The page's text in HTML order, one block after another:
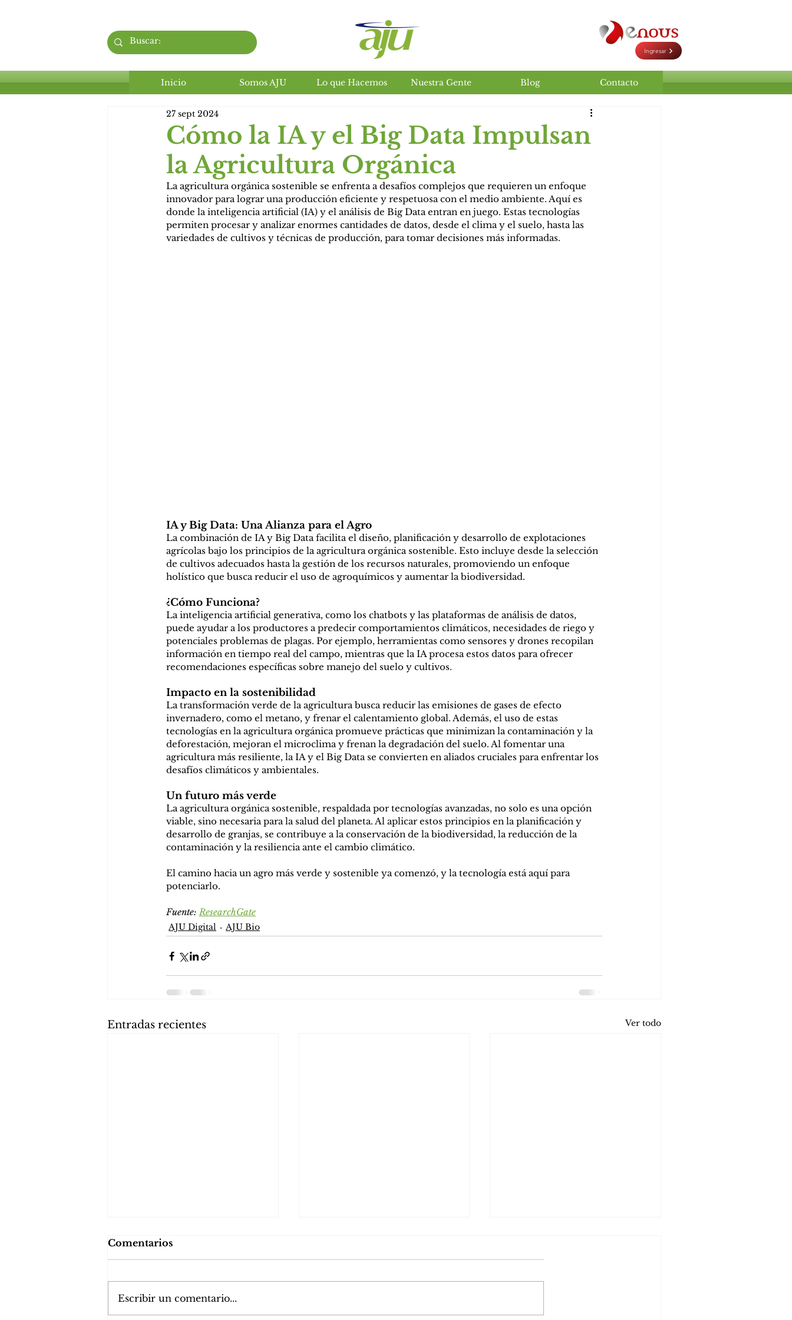
Ingresar
Inicio Somos AJU Lo que Hacemos Nuestra Gente Blog Contacto
Cómo la IA y el Big Data Impulsan
la Agricultura Orgánica
27 sept 2024
La agricultura orgánica sostenible se enfrenta a desafíos complejos que requieren un enfoque
innovador para lograr una producción eficiente y respetuosa con el medio ambiente. Aquí es
donde la inteligencia artificial (IA) y el análisis de Big Data entran en juego. Estas tecnologías
permiten procesar y analizar enormes cantidades de datos, desde el clima y el suelo, hasta las
variedades de cultivos y técnicas de producción, para tomar decisiones más informadas.
IA y Big Data: Una Alianza para el Agro
La combinación de IA y Big Data facilita el diseño, planificación y desarrollo de explotaciones
agrícolas bajo los principios de la agricultura orgánica sostenible. Esto incluye desde la selección
de cultivos adecuados hasta la gestión de los recursos naturales, promoviendo un enfoque
holístico que busca reducir el uso de agroquímicos y aumentar la biodiversidad.
¿Cómo Funciona?
La inteligencia artificial generativa, como los chatbots y las plataformas de análisis de datos,
puede ayudar a los productores a predecir comportamientos climáticos, necesidades de riego y
potenciales problemas de plagas. Por ejemplo, herramientas como sensores y drones recopilan
información en tiempo real del campo, mientras que la IA procesa estos datos para ofrecer
recomendaciones específicas sobre manejo del suelo y cultivos.
Impacto en la sostenibilidad
La transformación verde de la agricultura busca reducir las emisiones de gases de efecto
invernadero, como el metano, y frenar el calentamiento global. Además, el uso de estas
tecnologías en la agricultura orgánica promueve prácticas que minimizan la contaminación y la
deforestación, mejoran el microclima y frenan la degradación del suelo. Al fomentar una
agricultura más resiliente, la IA y el Big Data se convierten en aliados cruciales para enfrentar los
desafíos climáticos y ambientales.
Un futuro más verde
La agricultura orgánica sostenible, respaldada por tecnologías avanzadas, no solo es una opción
viable, sino necesaria para la salud del planeta. Al aplicar estos principios en la planificación y
desarrollo de granjas, se contribuye a la conservación de la biodiversidad, la reducción de la
contaminación y la resiliencia ante el cambio climático.
El camino hacia un agro más verde y sostenible ya comenzó, y la tecnología está aquí para
potenciarlo.
Fuente: ResearchGate
AJU Digital AJU Bio
Entradas recientes Ver todo
Comentarios
Escribir un comentario...